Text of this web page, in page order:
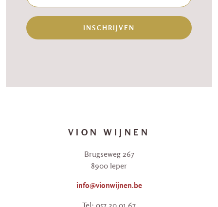
INSCHRIJVEN
VION WIJNEN
Brugseweg 267
8900 Ieper
info@vionwijnen.be
Tel: 057 20 01 67